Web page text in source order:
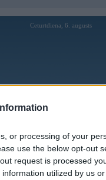
or processing of your
use the below opt-out
request is processed
utilized by us
Ceturtdiena, 6. augusts
Lietotāji
reizi manīts: 17. Nov 2019, 21:23